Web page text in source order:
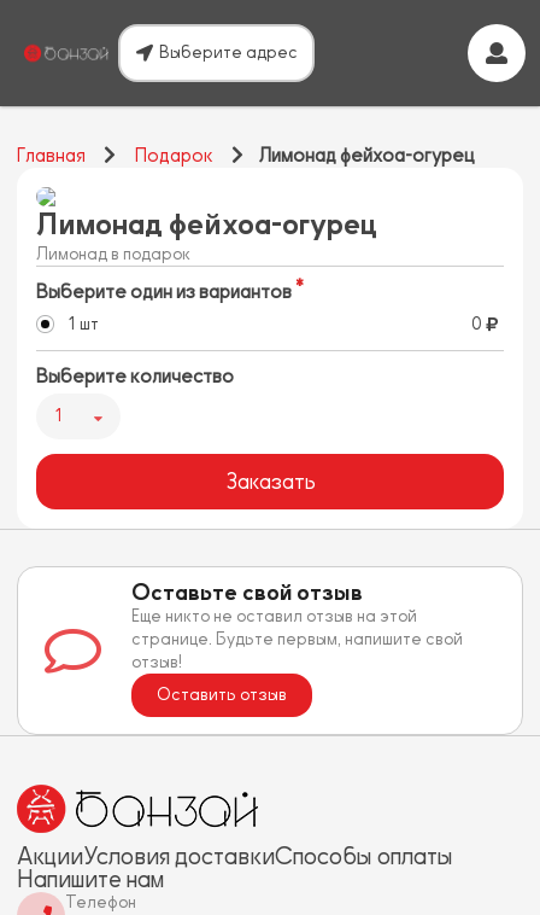
Выберите адрес
Главная Подарок Лимонад фейхоа-огурец
Лимонад фейхоа-огурец
Лимонад в подарок
Выберите один из вариантов
1 шт 0
Выберите количество
1
Заказать
Оставьте свой отзыв
Еще никто не оставил отзыв на этой
странице. Будьте первым, напишите свой
отзыв!
Оставить отзыв
АкцииУсловия доставкиСпособы оплаты
Напишите нам
Телефон